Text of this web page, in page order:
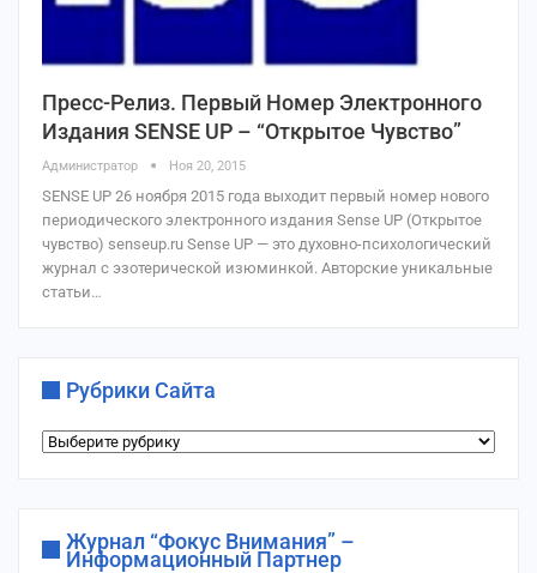
Пресс-Релиз. Первый Номер Электронного
Издания SENSE UP – “Открытое Чувство”
Администратор Ноя 20, 2015
SENSE UP 26 ноября 2015 года выходит первый номер нового
периодического электронного издания Sense UP (Открытое
чувство) senseup.ru Sense UP — это духовно-психологический
журнал с эзотерической изюминкой. Авторские уникальные
статьи…
Рубрики Сайта
Рубрики
Журнал “Фокус Внимания” –
Информационный Партнер